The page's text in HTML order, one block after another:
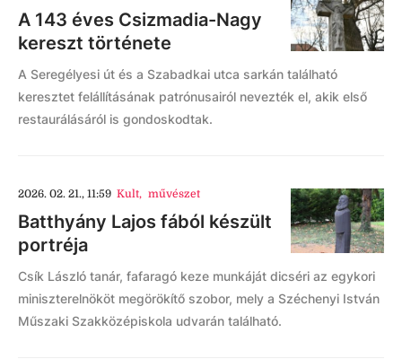
A 143 éves Csizmadia-Nagy
kereszt története
A Seregélyesi út és a Szabadkai utca sarkán található
keresztet felállításának patrónusairól nevezték el, akik első
restaurálásáról is gondoskodtak.
2026. 02. 21., 11:59 Kult, művészet
Batthyány Lajos fából készült
portréja
Csík László tanár, fafaragó keze munkáját dicséri az egykori
miniszterelnököt megörökítő szobor, mely a Széchenyi István
Műszaki Szakközépiskola udvarán található.